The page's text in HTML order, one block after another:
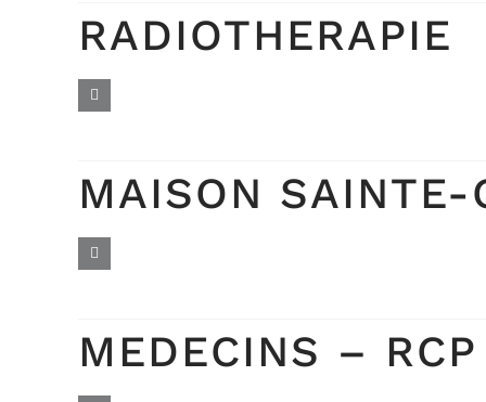
RADIOTHERAPIE
MAISON SAINTE-
MEDECINS – RCP